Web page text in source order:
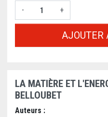
-
+
AJOUTER
LA MATIÈRE ET
BELLOUBET
Auteurs :